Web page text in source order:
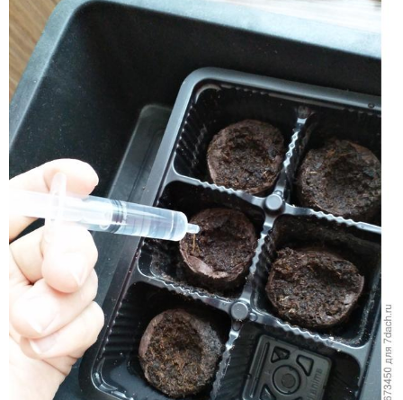
Для посадки
Торфотаблетки пролила горячей водой и обработала
раствором Фитоспорина.